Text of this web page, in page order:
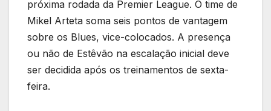
próxima rodada da Premier League. O time de
Mikel Arteta soma seis pontos de vantagem
sobre os Blues, vice-colocados. A presença
ou não de Estêvão na escalação inicial deve
ser decidida após os treinamentos de sexta-
feira.